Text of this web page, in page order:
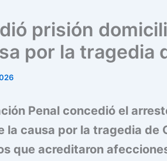
prisión
por la tragedia
Penal concedió el
la causa por la tragedia de
que acreditaron